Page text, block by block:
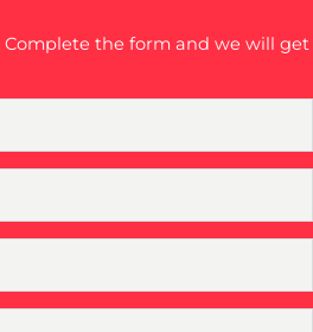
Complete the form and we will get